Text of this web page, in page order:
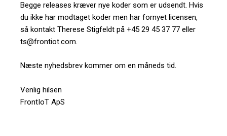
Begge releases kræver nye koder som er udsendt. Hvis
du ikke har modtaget koder men har fornyet licensen,
så kontakt Therese Stigfeldt på +45 29 45 37 77 eller
ts@frontiot.com.
Næste nyhedsbrev kommer om en måneds tid.
Venlig hilsen
FrontIoT ApS